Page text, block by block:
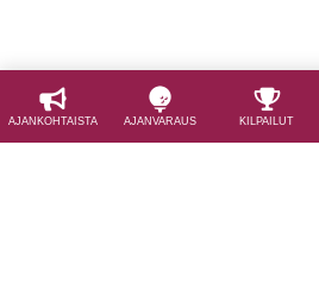
AJAN­KOHTAISTA AJAN­VARAUS KILPAILUT